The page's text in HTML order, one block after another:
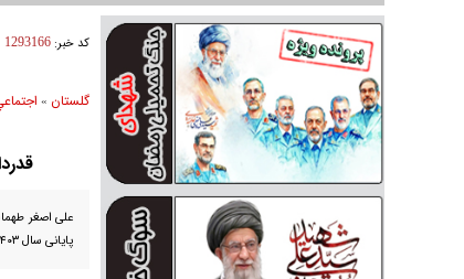
کد خبر: 1293166
گلستان »
علی اصغر
پایانی سال ۱۴۰۳ و نوروز ۱۴۰۴ تقدیر و تشکر کرد.